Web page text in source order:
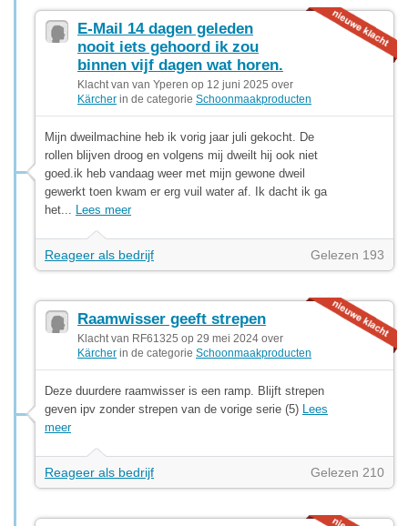
E-Mail 14 dagen geleden
nooit iets gehoord ik zou
binnen vijf dagen wat horen.
Klacht van van Yperen op 12 juni 2025 over
Kärcher in de categorie Schoonmaakproducten
Mijn dweilmachine heb ik vorig jaar juli gekocht. De
rollen blijven droog en volgens mij dweilt hij ook niet
goed.ik heb vandaag weer met mijn gewone dweil
gewerkt toen kwam er erg vuil water af. Ik dacht ik ga
het... Lees meer
Reageer als bedrijf Gelezen 193
Raamwisser geeft strepen
Klacht van RF61325 op 29 mei 2024 over
Kärcher in de categorie Schoonmaakproducten
Deze duurdere raamwisser is een ramp. Blijft strepen
geven ipv zonder strepen van de vorige serie (5) Lees
meer
Reageer als bedrijf Gelezen 210